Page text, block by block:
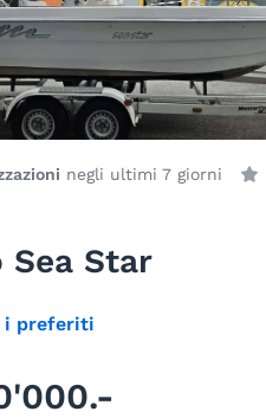
negli ultimi 7 giorni
Sea Star
i preferiti